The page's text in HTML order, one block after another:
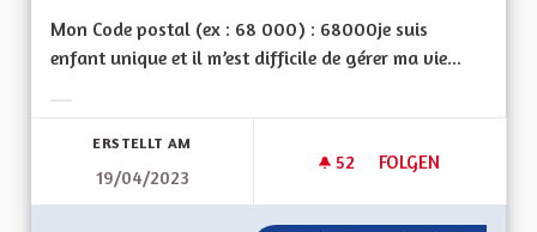
Mon Code postal (ex : 68 000) : 68000je suis
enfant unique et il m’est difficile de gérer ma vie...
ERSTELLT AM
19/04/2023
52 52 FOLLOWER
FOLGEN
AIDE AUX